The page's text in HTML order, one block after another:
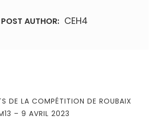
POST AUTHOR: CEH4
DE LA COMPÉTITION DE ROUBAIX
– 9 AVRIL 2023